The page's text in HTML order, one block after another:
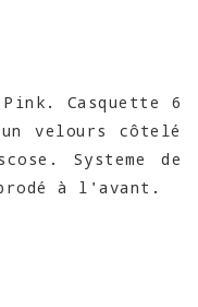
Pink. Casquette 6
velours côtelé
Systeme de
à l'avant.